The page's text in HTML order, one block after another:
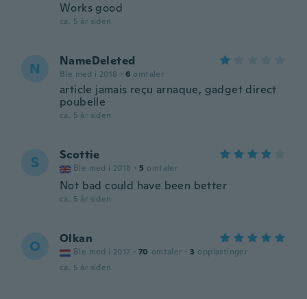
Works good
ca. 5 år siden
N NameDeleted
Ble med i 2018 · 6 omtaler
article jamais reçu arnaque, gadget direct
poubelle
ca. 5 år siden
S Scottie
Ble med i 2018 · 5 omtaler
Not bad could have been better
ca. 5 år siden
O Olkan
Ble med i 2017 · 70 omtaler · 3 opplastinger
ca. 5 år siden